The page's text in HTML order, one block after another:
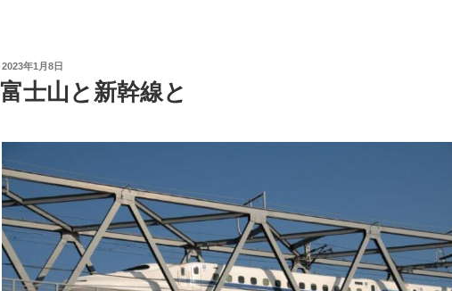
投
稿
日:
2023年1月8日
富士山と新幹線と